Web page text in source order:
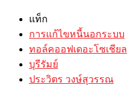
แท็ก
การแก้ไขหนี้นอกระบบ
ทอล์คออฟเดอะโซเชียล
บุรีรัมย์
ประวิตร วงษ์สุวรรณ